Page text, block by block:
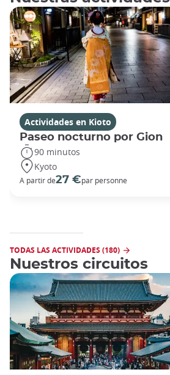
Actividades en Kioto
Paseo nocturno por Gion
90 minutos
Kyoto
A partir de27 €par personne
TODAS LAS ACTIVIDADES (180)
Nuestros circuitos